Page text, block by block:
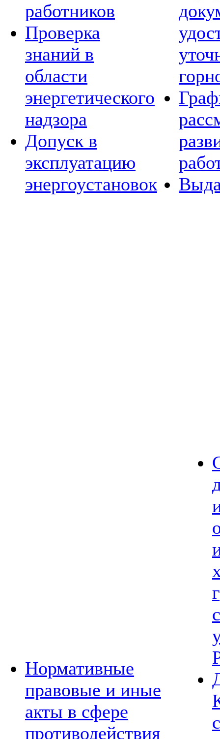
работников
Проверка
знаний в
области
энергетического
надзора
Допуск в
эксплуатацию
энергоустановок
Нормативные
правовые и иные
акты в сфере
противодействия